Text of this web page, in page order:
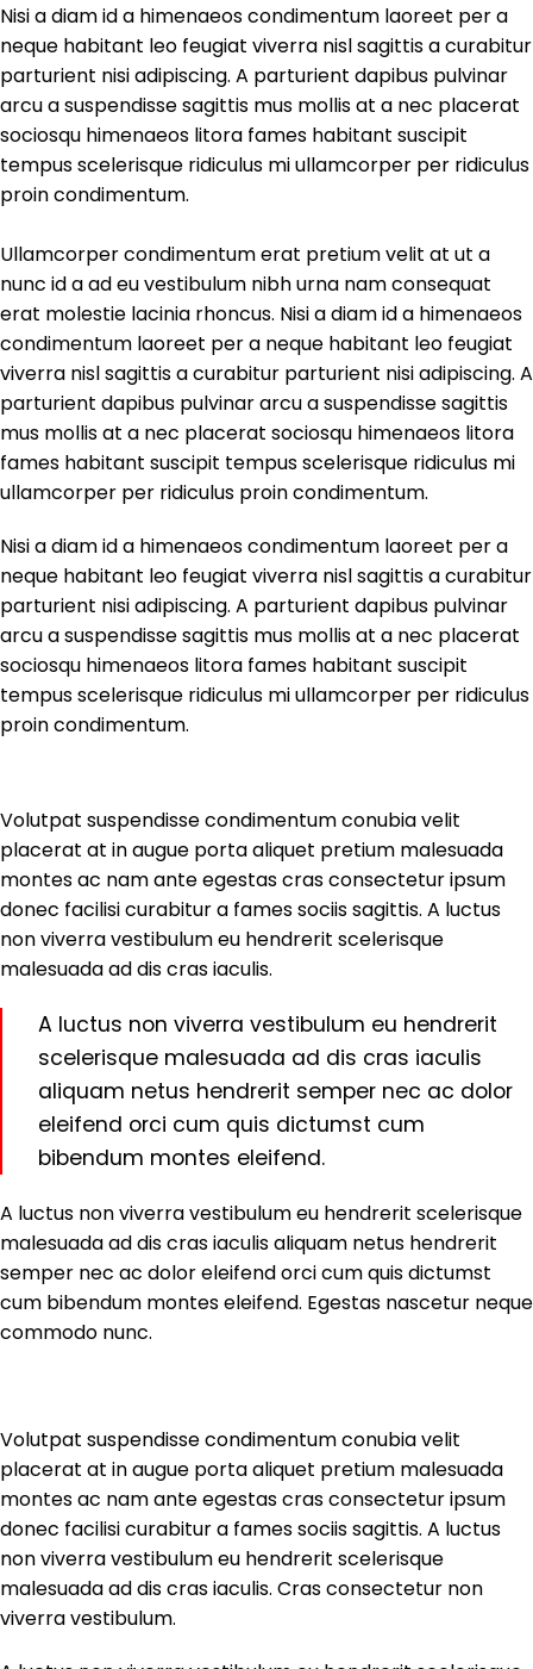
Nisi a diam id a himenaeos condimentum laoreet per a
neque habitant leo feugiat viverra nisl sagittis a curabitur
parturient nisi adipiscing. A parturient dapibus pulvinar
arcu a suspendisse sagittis mus mollis at a nec placerat
sociosqu himenaeos litora fames habitant suscipit
tempus scelerisque ridiculus mi ullamcorper per ridiculus
proin condimentum.
Ullamcorper condimentum erat pretium velit at ut a
nunc id a ad eu vestibulum nibh urna nam consequat
erat molestie lacinia rhoncus. Nisi a diam id a himenaeos
condimentum laoreet per a neque habitant leo feugiat
viverra nisl sagittis a curabitur parturient nisi adipiscing. A
parturient dapibus pulvinar arcu a suspendisse sagittis
mus mollis at a nec placerat sociosqu himenaeos litora
fames habitant suscipit tempus scelerisque ridiculus mi
ullamcorper per ridiculus proin condimentum.
Nisi a diam id a himenaeos condimentum laoreet per a
neque habitant leo feugiat viverra nisl sagittis a curabitur
parturient nisi adipiscing. A parturient dapibus pulvinar
arcu a suspendisse sagittis mus mollis at a nec placerat
sociosqu himenaeos litora fames habitant suscipit
tempus scelerisque ridiculus mi ullamcorper per ridiculus
proin condimentum.
Volutpat suspendisse condimentum conubia velit
placerat at in augue porta aliquet pretium malesuada
montes ac nam ante egestas cras consectetur ipsum
donec facilisi curabitur a fames sociis sagittis. A luctus
non viverra vestibulum eu hendrerit scelerisque
malesuada ad dis cras iaculis.
A luctus non viverra vestibulum eu hendrerit
scelerisque malesuada ad dis cras iaculis
aliquam netus hendrerit semper nec ac dolor
eleifend orci cum quis dictumst cum
bibendum montes eleifend.
A luctus non viverra vestibulum eu hendrerit scelerisque
malesuada ad dis cras iaculis aliquam netus hendrerit
semper nec ac dolor eleifend orci cum quis dictumst
cum bibendum montes eleifend. Egestas nascetur neque
commodo nunc.
Volutpat suspendisse condimentum conubia velit
placerat at in augue porta aliquet pretium malesuada
montes ac nam ante egestas cras consectetur ipsum
donec facilisi curabitur a fames sociis sagittis. A luctus
non viverra vestibulum eu hendrerit scelerisque
malesuada ad dis cras iaculis. Cras consectetur non
viverra vestibulum.